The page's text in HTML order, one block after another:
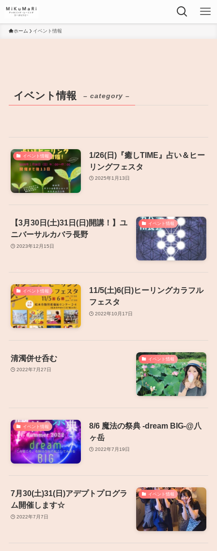
ホーム イベント情報
イベント情報 – category –
イベント情報
1/26(日)『癒しTIME』占い＆ヒー
リングフェスタ
2025年1月13日
イベント情報
【3月30日(土)31日(日)開講！】ユ
ニバーサルカバラ長野
2023年12月15日
イベント情報
11/5(土)6(日)ヒーリングカラフル
フェスタ
2022年10月17日
イベント情報
清濁併せ呑む
2022年7月27日
イベント情報
8/6 魔法の祭典 -dream BIG-@八
ヶ岳
2022年7月19日
イベント情報
7月30(土)31(日)アデプトプログラ
ム開催します☆
2022年7月7日